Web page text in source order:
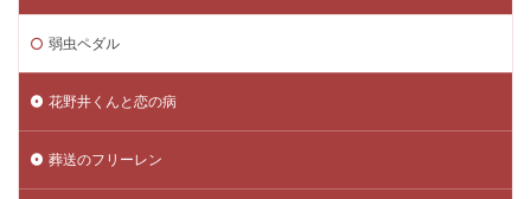
弱虫ペダル
花野井くんと恋の病
葬送のフリーレン